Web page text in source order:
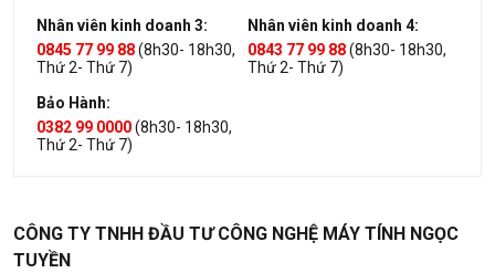
Nhân viên kinh doanh 3:
0845 77 99 88(8h30- 18h30,
Thứ 2- Thứ 7)
Nhân viên kinh doanh 4:
0843 77 99 88(8h30- 18h30,
Thứ 2- Thứ 7)
Bảo Hành:
0382 99 0000(8h30- 18h30,
Thứ 2- Thứ 7)
CÔNG TY TNHH ĐẦU TƯ CÔNG NGHỆ MÁY TÍNH NGỌC
TUYỀN